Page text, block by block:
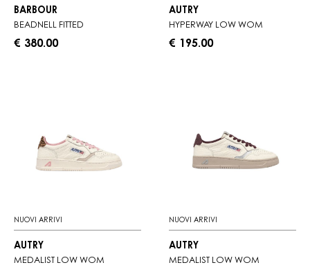
BARBOUR
BEADNELL FITTED
€ 380.00
AUTRY
HYPERWAY LOW WOM
€ 195.00
NUOVI ARRIVI
AUTRY
MEDALIST LOW WOM
NUOVI ARRIVI
AUTRY
MEDALIST LOW WOM